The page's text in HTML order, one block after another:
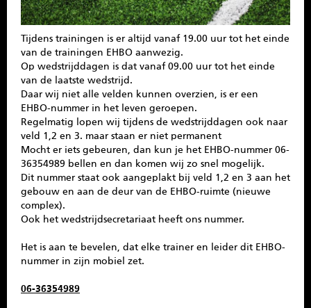
Tijdens trainingen is er altijd vanaf 19.00 uur tot het einde
van de trainingen EHBO aanwezig.
Op wedstrijddagen is dat vanaf 09.00 uur tot het einde
van de laatste wedstrijd.
Daar wij niet alle velden kunnen overzien, is er een
EHBO-nummer in het leven geroepen.
Regelmatig lopen wij tijdens de wedstrijddagen ook naar
veld 1,2 en 3. maar staan er niet permanent
Mocht er iets gebeuren, dan kun je het EHBO-nummer 06-
36354989 bellen en dan komen wij zo snel mogelijk.
Dit nummer staat ook aangeplakt bij veld 1,2 en 3 aan het
gebouw en aan de deur van de EHBO-ruimte (nieuwe
complex).
Ook het wedstrijdsecretariaat heeft ons nummer.
Het is aan te bevelen, dat elke trainer en leider dit EHBO-
nummer in zijn mobiel zet.
06-36354989